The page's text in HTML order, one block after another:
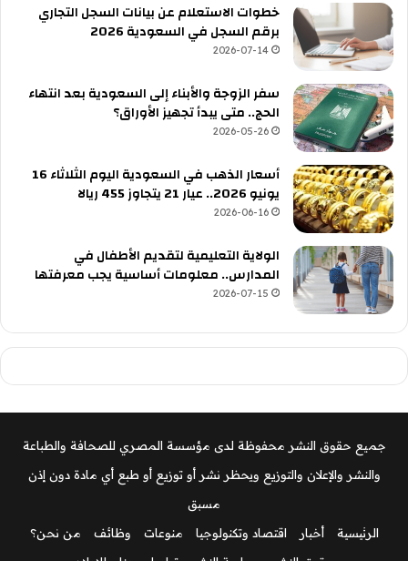
خطوات الاستعلام عن بيانات السجل التجاري
برقم السجل في السعودية 2026
2026-07-14
سفر الزوجة والأبناء إلى السعودية بعد انتهاء
الحج.. متى يبدأ تجهيز الأوراق؟
2026-05-26
أسعار الذهب في السعودية اليوم الثلاثاء 16
يونيو 2026.. عيار 21 يتجاوز 455 ريالا
2026-06-16
الولاية التعليمية لتقديم الأطفال في
المدارس.. معلومات أساسية يجب معرفتها
2026-07-15
جميع حقوق النشر محفوظة لدى مؤسسة المصري للصحافة والطباعة
والنشر والإعلان والتوزيع ويحظر نشر أو توزيع أو طبع أي مادة دون إذن
مسبق
الرئيسية
أخبار اقتصاد وتكنولوجيا منوعات وظائف
من نحن؟